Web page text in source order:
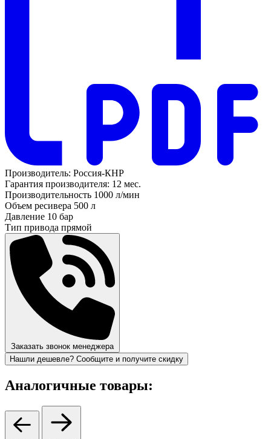
Производитель: Россия-КНР
Гарантия производителя: 12 мес.
Производительность 1000 л/мин
Объем ресивера 500 л
Давление 10 бар
Тип привода прямой
Заказать звонок менеджера
Нашли дешевле? Сообщите и получите скидку
Аналогичные товары: